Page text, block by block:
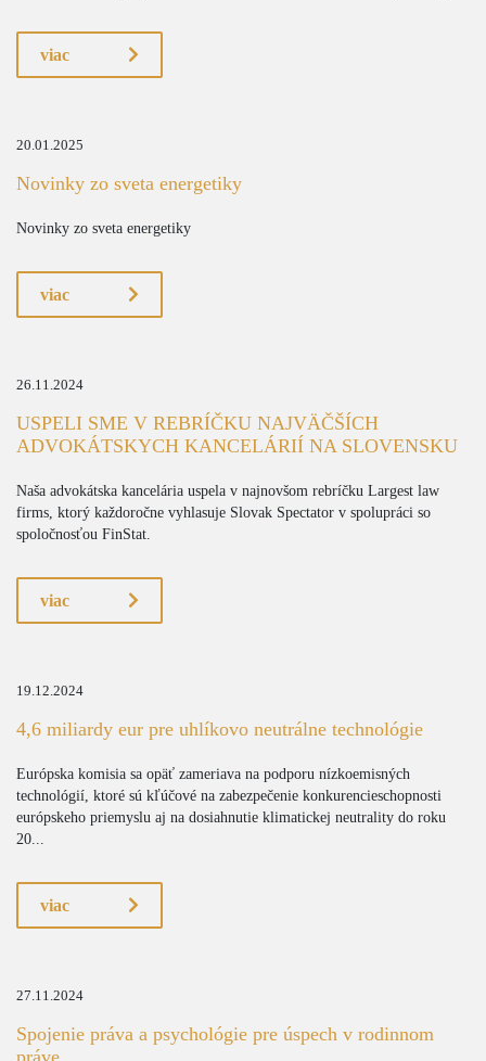
viac
20.01.2025
Novinky zo sveta energetiky
Novinky zo sveta energetiky
viac
26.11.2024
USPELI SME V REBRÍČKU NAJVÄČŠÍCH
ADVOKÁTSKYCH KANCELÁRIÍ NA SLOVENSKU
Naša advokátska kancelária uspela v najnovšom rebríčku Largest law
firms, ktorý každoročne vyhlasuje Slovak Spectator v spolupráci so
spoločnosťou FinStat.
viac
19.12.2024
4,6 miliardy eur pre uhlíkovo neutrálne technológie
Európska komisia sa opäť zameriava na podporu nízkoemisných
technológií, ktoré sú kľúčové na zabezpečenie konkurencieschopnosti
európskeho priemyslu aj na dosiahnutie klimatickej neutrality do roku
20...
viac
27.11.2024
Spojenie práva a psychológie pre úspech v rodinnom
práve